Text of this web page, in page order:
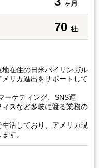
ヶ月
70 社
在住の日米バイリンガル
リカ進出をサポートして
ーケティング、SNS運
スなど多岐に渡る業務の
活しており、アメリカ現
す。